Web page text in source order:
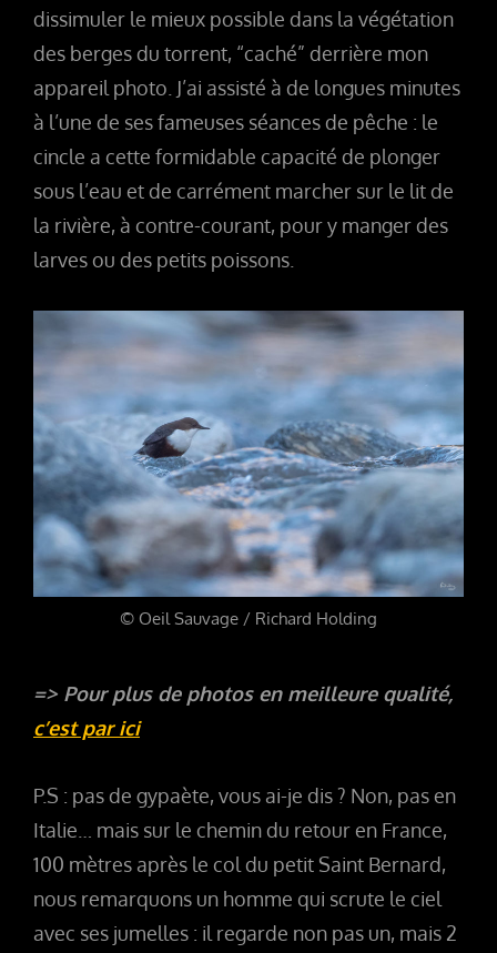
dissimuler le mieux possible dans la végétation
des berges du torrent, “caché” derrière mon
appareil photo. J’ai assisté à de longues minutes
à l’une de ses fameuses séances de pêche : le
cincle a cette formidable capacité de plonger
sous l’eau et de carrément marcher sur le lit de
la rivière, à contre-courant, pour y manger des
larves ou des petits poissons.
© Oeil Sauvage / Richard Holding
=> Pour plus de photos en meilleure qualité,
c’est par ici
P.S : pas de gypaète, vous ai-je dis ? Non, pas en
Italie… mais sur le chemin du retour en France,
100 mètres après le col du petit Saint Bernard,
nous remarquons un homme qui scrute le ciel
avec ses jumelles : il regarde non pas un, mais 2